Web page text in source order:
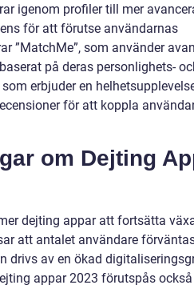
igenom profiler till mer
för att förutse användarnas
”MatchMe”, som använder
på deras personlighets-
erbjuder en
för att koppla
om Dejting
dejting appar att fortsätta
att antalet användare
drivs av en ökad
appar 2023 förutspås också